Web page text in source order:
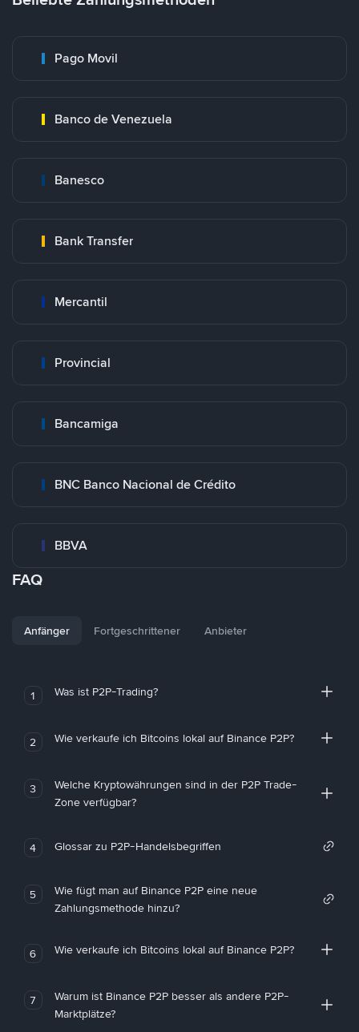
Pago Movil
Banco de Venezuela
Banesco
Bank Transfer
Mercantil
Provincial
Bancamiga
BNC Banco Nacional de Crédito
BBVA
FAQ
Anfänger Fortgeschrittener Anbieter
1 Was ist P2P-Trading?
2 Wie verkaufe ich Bitcoins lokal auf Binance P2P?
3
Welche Kryptowährungen sind in der P2P Trade-
Zone verfügbar?
4 Glossar zu P2P-Handelsbegriffen
5
Wie fügt man auf Binance P2P eine neue
Zahlungsmethode hinzu?
6 Wie verkaufe ich Bitcoins lokal auf Binance P2P?
7
Warum ist Binance P2P besser als andere P2P-
Marktplätze?